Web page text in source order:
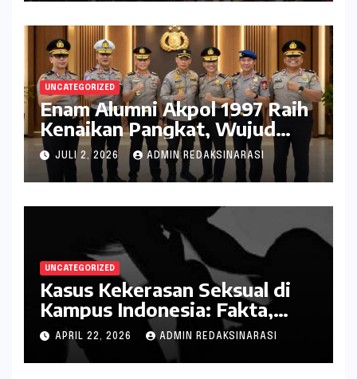
UNCATEGORIZED
Enam Alumni Akpol 1997 Raih
Kenaikan Pangkat, Wujud
Penghargaan atas Pengabdian
kepada Negara
JULI 2, 2026 ADMIN REDAKSINARASI
UNCATEGORIZED
Kasus Kekerasan Seksual di
Kampus Indonesia: Fakta,
Pola Berulang, dan Tantangan
Penanganannya
APRIL 22, 2026 ADMIN REDAKSINARASI